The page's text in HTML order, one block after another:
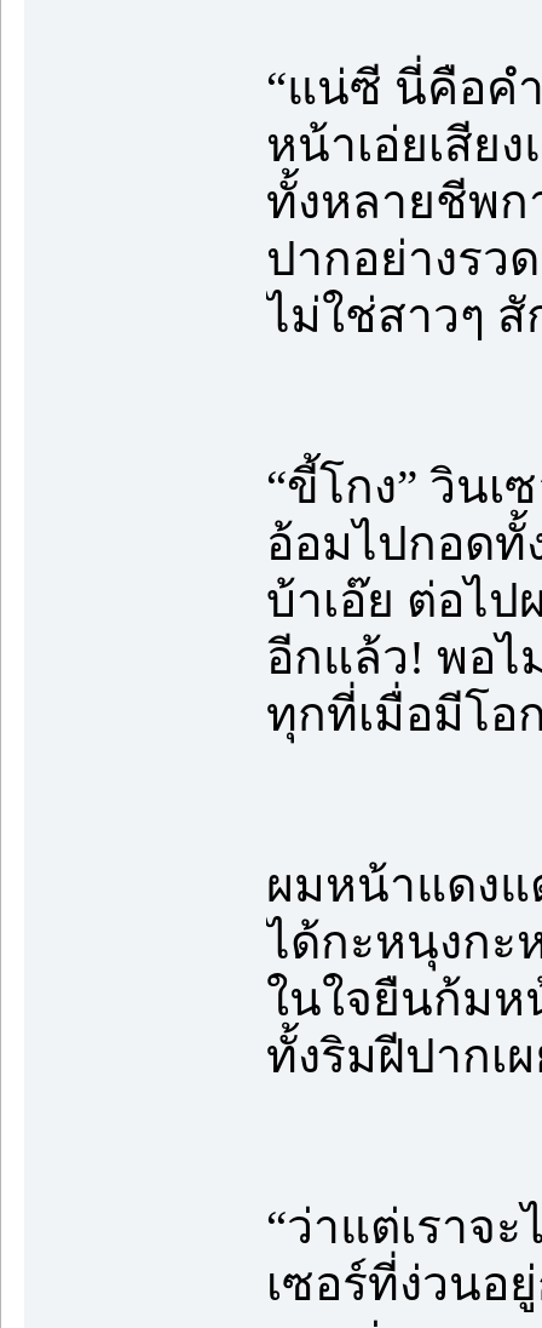
“แน่ซี นี่คือค
หน้าเอ่ยเสีย
ทั้งหลายชีพก
ปากอย่างรว
ไม่ใช่สาวๆ
“ขี้โกง” วินเ
อ้อมไปกอด
บ้าเอ๊ย ต่อไ
อีกแล้ว! พอไ
ทุกที่เมื่อมีโอ
ผมหน้าแดงแ
ได้กะหนุงกะ
ในใจยืนก้มห
ทั้งริมฝีปากเ
“ว่าแต่เราจ
เซอร์ที่ง่วนอ